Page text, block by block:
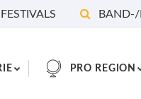
BAND-/
PRO REGION